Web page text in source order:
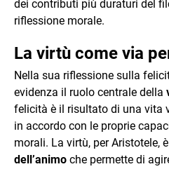
dei contributi più duraturi del
riflessione morale.
La virtù come via
Nella sua riflessione sulla
evidenza il ruolo centrale della
felicità è il risultato di una vita
in accordo con le proprie
morali. La virtù, per Aristotele,
dell’animo che permette di